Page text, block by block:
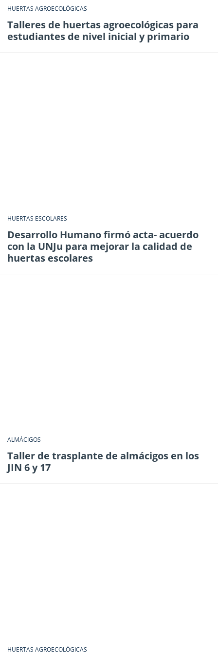
HUERTAS AGROECOLÓGICAS
Talleres de huertas agroecológicas para
estudiantes de nivel inicial y primario
HUERTAS ESCOLARES
Desarrollo Humano firmó acta- acuerdo
con la UNJu para mejorar la calidad de
huertas escolares
ALMÁCIGOS
Taller de trasplante de almácigos en los
JIN 6 y 17
HUERTAS AGROECOLÓGICAS